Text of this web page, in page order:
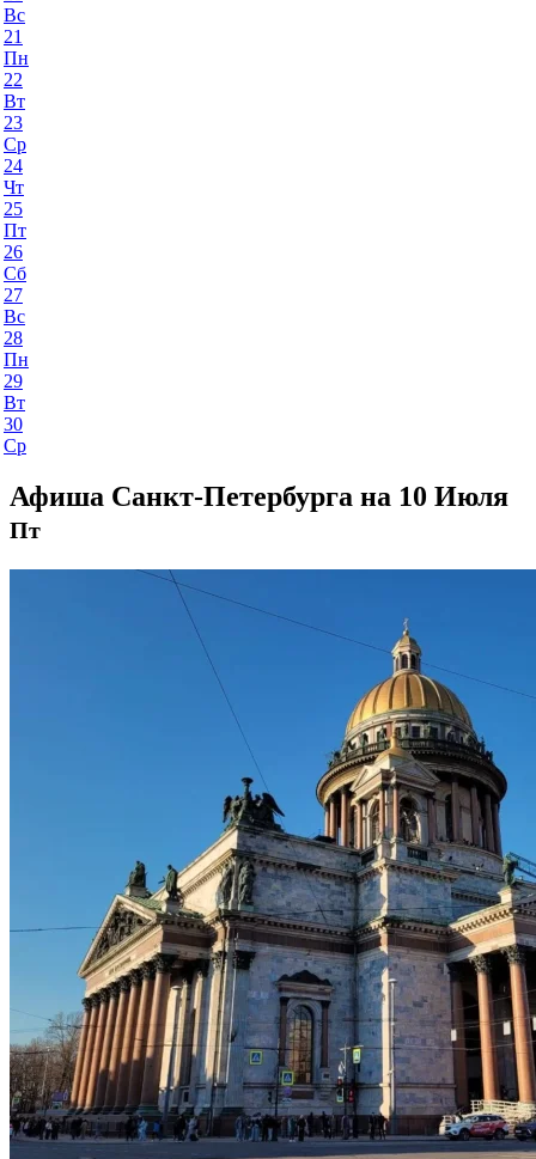
Вс
21
Пн
22
Вт
23
Ср
24
Чт
25
Пт
26
Сб
27
Вс
28
Пн
29
Вт
30
Ср
Афиша Санкт-Петербурга на 10 Июля
Пт